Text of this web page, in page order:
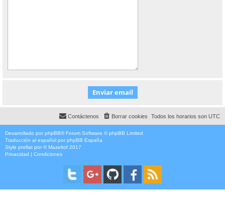
Todos los horarios son UTC
Borrar cookies
Contáctenos
Desarrollado por phpBB® Forum Software © phpBB Limited
Traducción al español por phpBB España
Style proflat por ©Mazeltof 2017
Privacidad | Condiciones